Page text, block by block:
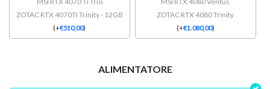
ZOTAC RTX 4070TI Trinity - 12GB
(+€510,00)
ZOTAC RTX 4080 Trinity
(+€1.080,00)
ALIMENTATORE